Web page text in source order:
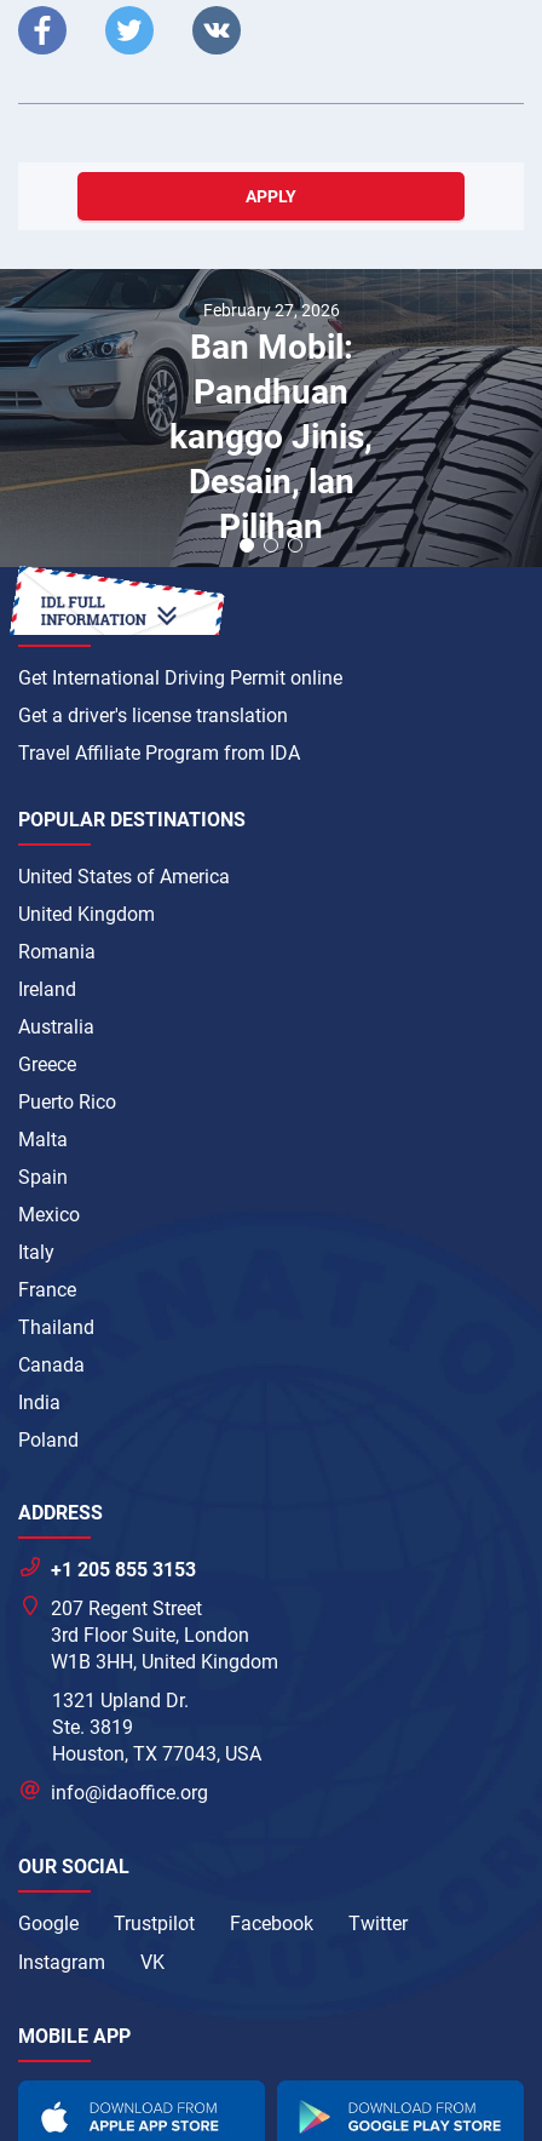
APPLY
February 27, 2026
Ban Mobil:
Pandhuan
kanggo Jinis,
Desain, lan
Pilihan
HOW TO
Get International Driving Permit online
Get a driver's license translation
Travel Affiliate Program from IDA
POPULAR DESTINATIONS
United States of America
United Kingdom
Romania
Ireland
Australia
Greece
Puerto Rico
Malta
Spain
Mexico
Italy
France
Thailand
Canada
India
Poland
ADDRESS
+1 205 855 3153
207 Regent Street
3rd Floor Suite, London
W1B 3HH, United Kingdom
1321 Upland Dr.
Ste. 3819
Houston, TX 77043, USA
info@idaoffice.org
OUR SOCIAL
Google Trustpilot Facebook
Twitter
Instagram
VK
MOBILE APP